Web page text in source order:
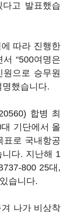
고 발표했습
따라 진행한
“500여명은
으로 승무원
명했습니다.
합병 최
기단에서 올
표로 국내항공
다. 지난해 1
800 25대,
습니다.
나가 비상착